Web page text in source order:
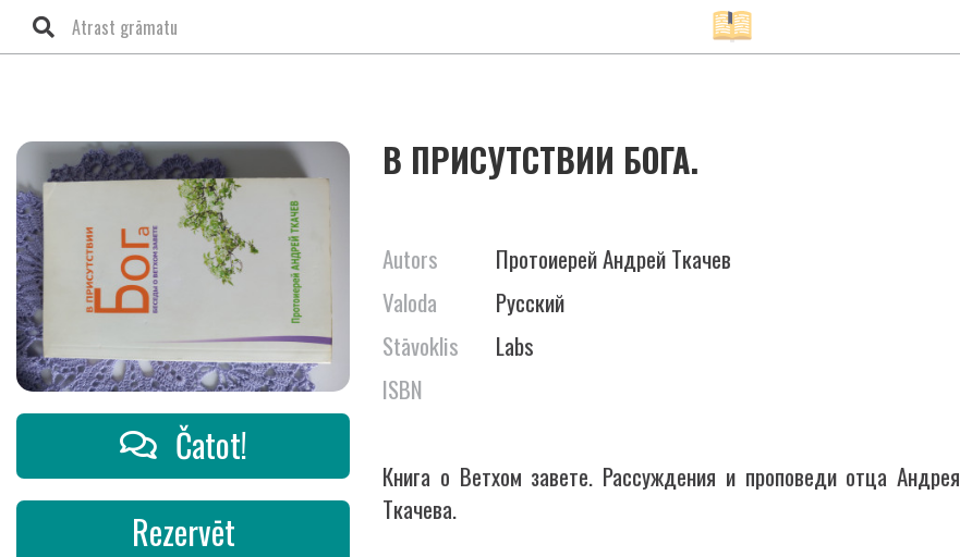
Čatot!
Rezervēt
В ПРИСУТСТВИИ БОГА.
Autors
Протоиерей Андрей Ткачев
Valoda
Русский
Stāvoklis
Labs
ISBN
Книга о Ветхом завете. Рассуждения и проповеди отца Андрея
Ткачева.